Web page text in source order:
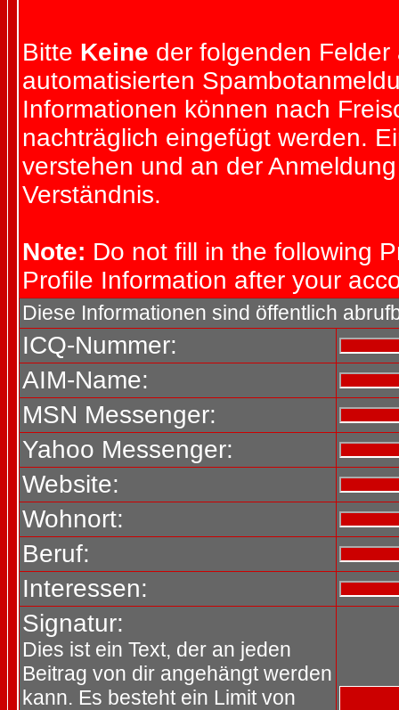
Bitte Keine der folgenden
automatisierten
Informationen können nach
nachträglich eingefügt werden.
verstehen und an der
Verständnis.
Note: Do not fill in the following
Profile Information after your
Diese Informationen sind öffentlich
ICQ-Nummer:
AIM-Name:
MSN Messenger:
Yahoo Messenger:
Website:
Wohnort:
Beruf:
Interessen:
Signatur:
Dies ist ein Text, der an jeden
Beitrag von dir angehängt werden
kann. Es besteht ein Limit von